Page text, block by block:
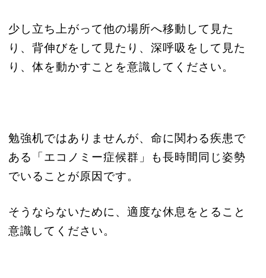
少し立ち上がって他の場所へ移動して見た
り、背伸びをして見たり、深呼吸をして見た
り、体を動かすことを意識してください。
勉強机ではありませんが、命に関わる疾患で
ある「エコノミー症候群」も長時間同じ姿勢
でいることが原因です。
そうならないために、適度な休息をとること
意識してください。